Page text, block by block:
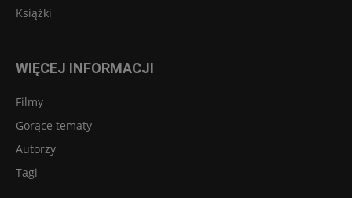
Książki
WIĘCEJ INFORMACJI
Filmy
Gorące tematy
Autorzy
Tagi